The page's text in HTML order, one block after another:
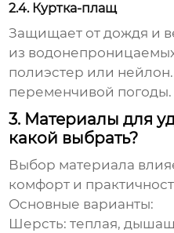
2.4. Куртка-плащ
Защищает от дождя и
из
полиэстер или
переменчивой погоды.
3. Материалы для
какой выбрать?
Выбор материала
комфорт и
Основные варианты:
Шерсть: теплая,